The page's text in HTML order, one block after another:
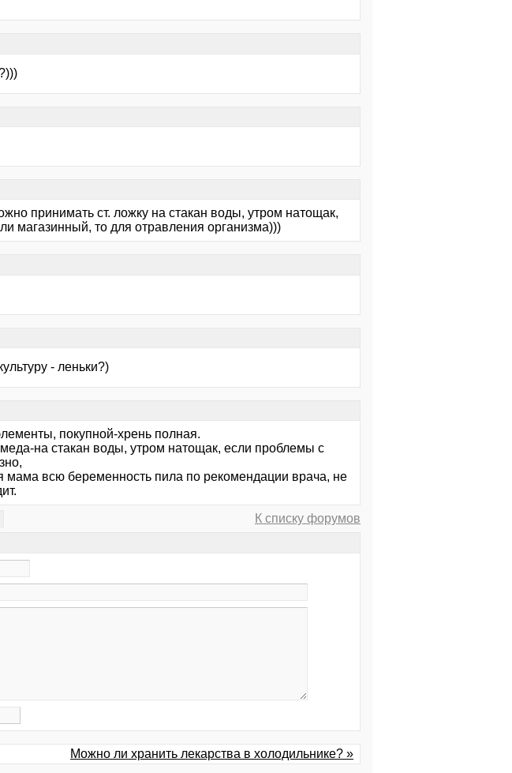
принимать ст. ложку на стакан воды, утром натощак,
магазинный, то для отравления организма)))
- леньки?)
покупной-хрень полная.
на стакан воды, утром натощак, если проблемы с
мама всю беременность пила по рекомендации врача, не
К списку форумов
Можно ли хранить лекарства в холодильнике? »